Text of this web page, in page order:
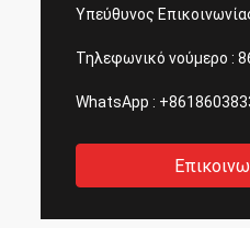
Υπεύθυνος
Τηλεφωνικό νούμερο :
WhatsApp :